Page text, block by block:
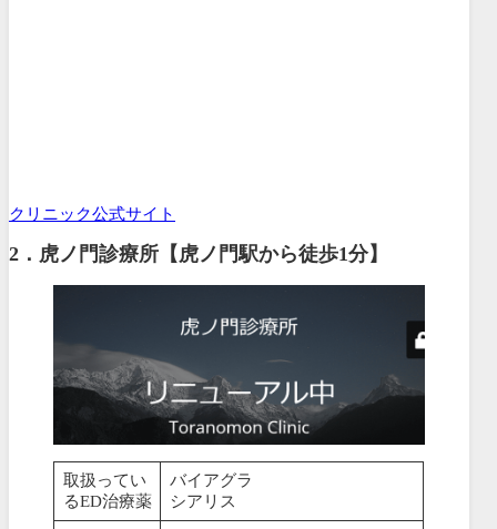
クリニック公式サイト
2．虎ノ門診療所【虎ノ門駅から徒歩1分】
取扱ってい
るED治療薬
バイアグラ
シアリス